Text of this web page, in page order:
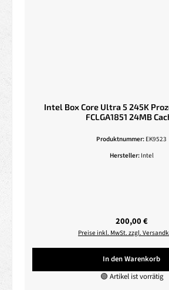
Intel Box Core Ultra 5 245K
FCLGA1851 24MB
Produktnummer: EK9523
Hersteller: Intel
Regulärer Preis:
200,00 €
Preise inkl. MwSt. zzgl.
In den Warenkorb
🟢 Artikel ist vorrätig